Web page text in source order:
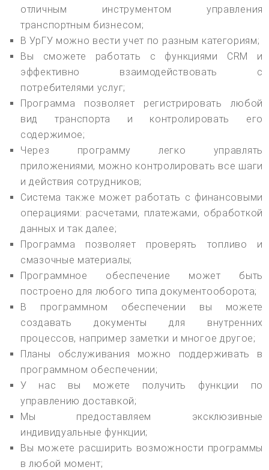
отличным инструментом управления
транспортным бизнесом;
В УрГУ можно вести учет по разным категориям;
Вы сможете работать с функциями CRM и
эффективно взаимодействовать с
потребителями услуг;
Программа позволяет регистрировать любой
вид транспорта и контролировать его
содержимое;
Через программу легко управлять
приложениями, можно контролировать все шаги
и действия сотрудников;
Система также может работать с финансовыми
операциями: расчетами, платежами, обработкой
данных и так далее;
Программа позволяет проверять топливо и
смазочные материалы;
Программное обеспечение может быть
построено для любого типа документооборота;
В программном обеспечении вы можете
создавать документы для внутренних
процессов, например заметки и многое другое;
Планы обслуживания можно поддерживать в
программном обеспечении;
У нас вы можете получить функции по
управлению доставкой;
Мы предоставляем эксклюзивные
индивидуальные функции;
Вы можете расширить возможности программы
в любой момент;